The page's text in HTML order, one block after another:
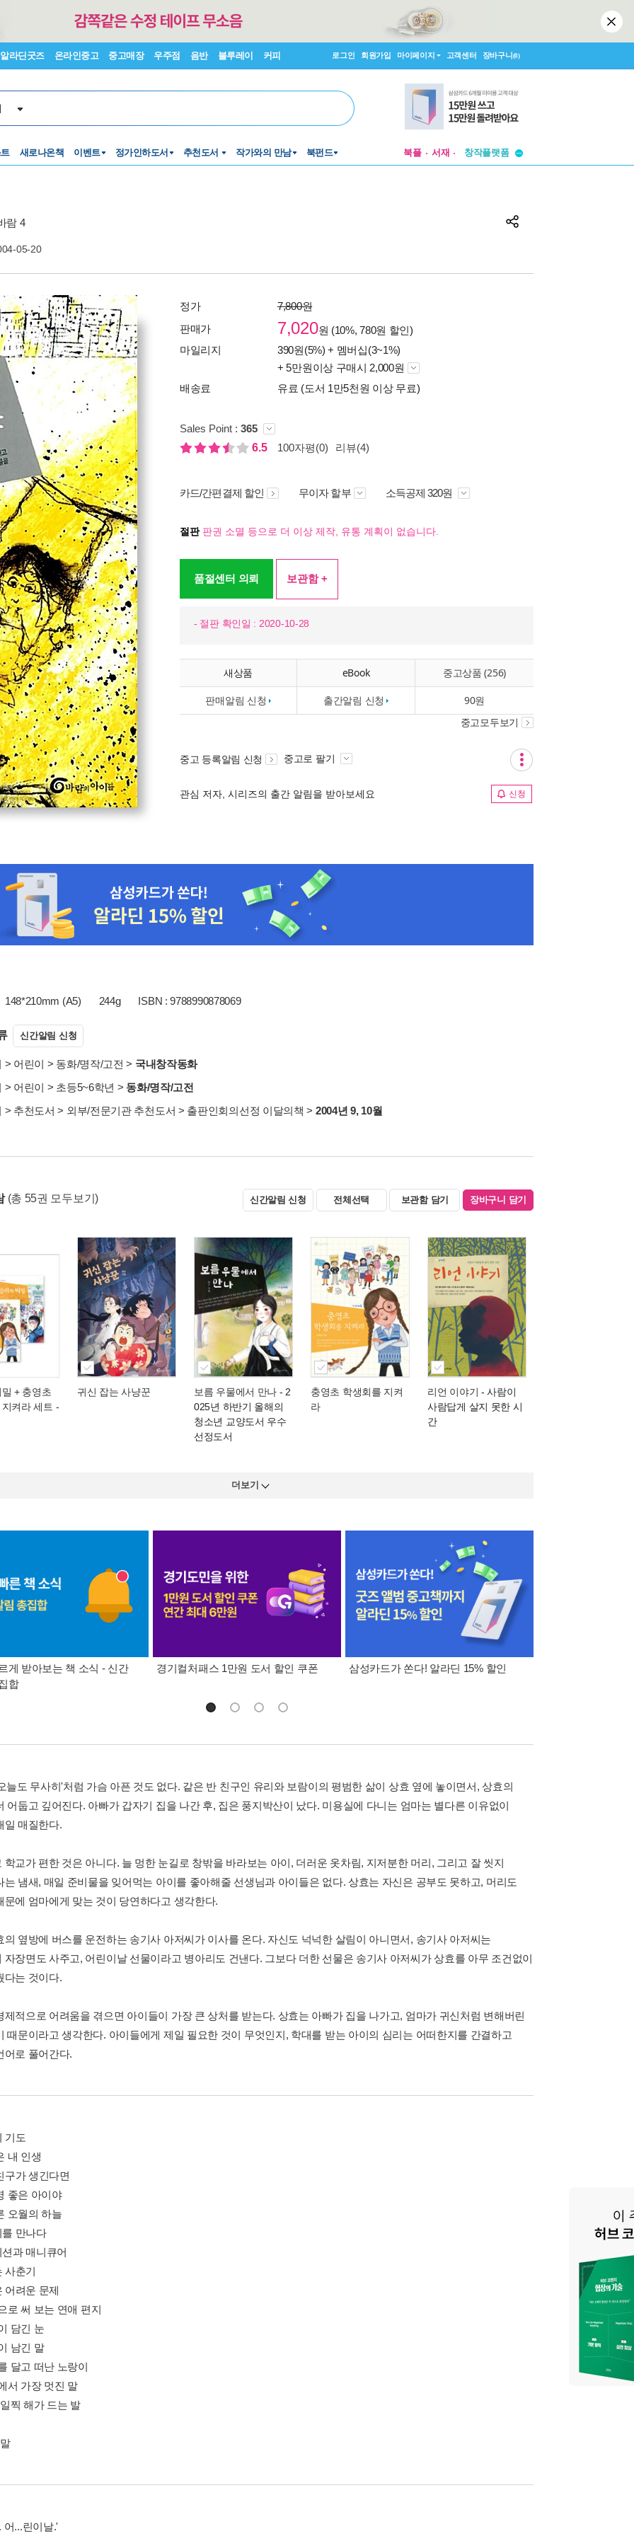
알라딘굿즈 온라인중고 중고매장 우주점 음반 블루레이 커피 로그인 회원가입 마이페이지 고객센터 장바구니(0)
새로나온책 이벤트 정가인하도서 추천도서 작가와의 만남 북펀드 북플 서재
창작플랫폼
투비컨티뉴드
람 4
05-20
정가
7,800원
판매가
7,020원 (10%, 780원 할인)
마일리지
390원(5%) + 멤버십(3~1%)
+ 5만원이상 구매시 2,000원
배송료
유료 (도서 1만5천원 이상 무료)
Sales Point : 365
6.5
100자평(0) 리뷰(4)
카드/간편결제 할인 무이자 할부 소득공제 320원
절판판권 소멸 등으로 더 이상 제작, 유통 계획이 없습니다.
품절센터 의뢰 보관함 +
- 절판 확인일 : 2020-10-28
새상품 eBook 중고상품 (256)
판매알림 신청 출간알림 신청 90원
중고모두보기
중고 등록알림 신청 중고로 팔기
관심 저자, 시리즈의 출간 알림을 받아보세요 신청
148*210mm (A5) 244g ISBN : 9788990878069
신간알림 신청
> 어린이 > 동화/명작/고전 > 국내창작동화
> 어린이 > 초등5~6학년 > 동화/명작/고전
> 추천도서 > 외부/전문기관 추천도서 > 출판인회의선정 이달의책 > 2004년 9, 10월
(총 55권 모두보기) 신간알림 신청 전체선택 보관함 담기 장바구니 담기
+ 충영초
켜라 세트 -
귀신 잡는 사냥꾼 보름 우물에서 만나 - 2
025년 하반기 올해의
청소년 교양도서 우수
선정도서
충영초 학생회를 지켜
라
리언 이야기 - 사람이
사람답게 살지 못한 시
간
더보기
게 받아보는 책 소식 - 신간
합
경기컬처패스 1만원 도서 할인 쿠폰 삼성카드가 쏜다! 알라딘 15% 할인
늘도 무사히'처럼 가슴 아픈 것도 없다. 같은 반 친구인 유리와 보람이의 평범한 삶이 상효 옆에 놓이면서, 상효의
어둡고 깊어진다. 아빠가 갑자기 집을 나간 후, 집은 풍지박산이 났다. 미용실에 다니는 엄마는 별다른 이유없이
일 매질한다.
학교가 편한 것은 아니다. 늘 멍한 눈길로 창밖을 바라보는 아이, 더러운 옷차림, 지저분한 머리, 그리고 잘 씻지
는 냄새, 매일 준비물을 잊어먹는 아이를 좋아해줄 선생님과 아이들은 없다. 상효는 자신은 공부도 못하고, 머리도
문에 엄마에게 맞는 것이 당연하다고 생각한다.
의 옆방에 버스를 운전하는 송기사 아저씨가 이사를 온다. 자신도 넉넉한 살림이 아니면서, 송기사 아저씨는
자장면도 사주고, 어린이날 선물이라고 병아리도 건낸다. 그보다 더한 선물은 송기사 아저씨가 상효를 아무 조건없이
다는 것이다.
제적으로 어려움을 겪으면 아이들이 가장 큰 상처를 받는다. 상효는 아빠가 집을 나가고, 엄마가 귀신처럼 변해버린
때문이라고 생각한다. 아이들에게 제일 필요한 것이 무엇인지, 학대를 받는 아이의 심리는 어떠한지를 간결하고
어로 풀어간다.
기도
내 인생
구가 생긴다면
좋은 아이야
오월의 하늘
만나다
과 매니큐어
사춘기
어려운 문제
로 써 보는 연애 편지
담긴 눈
남긴 말
달고 떠난 노랑이
서 가장 멋진 말
찍 해가 드는 발
어...린이날.'